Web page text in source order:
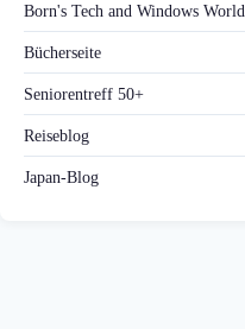
Born's Tech and Windows World
Bücherseite
Seniorentreff 50+
Reiseblog
Japan-Blog